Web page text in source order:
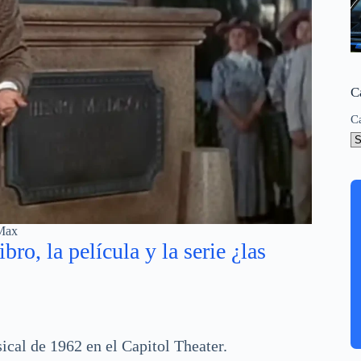
la película y la serie ¿las
de 1962 en el Capitol Theater.